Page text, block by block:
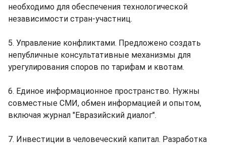
необходимо для обеспечения технологической
независимости стран-участниц.
5. Управление конфликтами. Предложено создать
непубличные консультативные механизмы для
урегулирования споров по тарифам и квотам.
6. Единое информационное пространство. Нужны
совместные СМИ, обмен информацией и опытом,
включая журнал "Евразийский диалог".
7. Инвестиции в человеческий капитал. Разработка